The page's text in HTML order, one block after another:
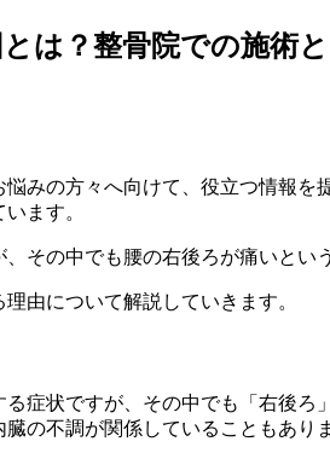
は？整骨院での施術
みの方々へ向けて、役立つ情報
ます。
その中でも腰の右後ろが痛いとい
由について解説していきます。
症状ですが、その中でも「右後
の不調が関係していることもあり